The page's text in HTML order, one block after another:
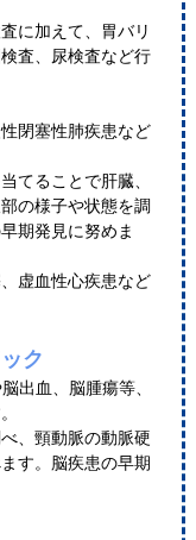
に加えて、胃バリ
査、尿検査など行
閉塞性肺疾患など
てることで肝臓、
の様子や状態を調
期発見に努めま
虚血性心疾患など
ク
出血、脳腫瘍等、
、頸動脈の動脈硬
す。脳疾患の早期